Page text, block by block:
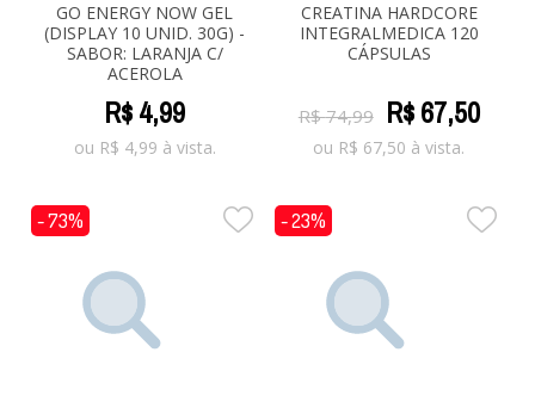
GO ENERGY NOW GEL
(DISPLAY 10 UNID. 30G) -
SABOR: LARANJA C/
ACEROLA
R$4,99
ou R$ 4,99 à vista.
CREATINA HARDCORE
INTEGRALMEDICA 120
CÁPSULAS
R$74,99 R$67,50
ou R$ 67,50 à vista.
- 73% - 23%